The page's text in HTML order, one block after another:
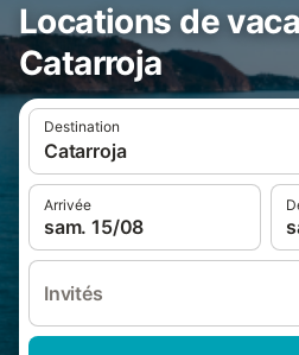
Locations de
Catarroja
Destination
Catarroja
Arrivée
sam. 15/08
Invités